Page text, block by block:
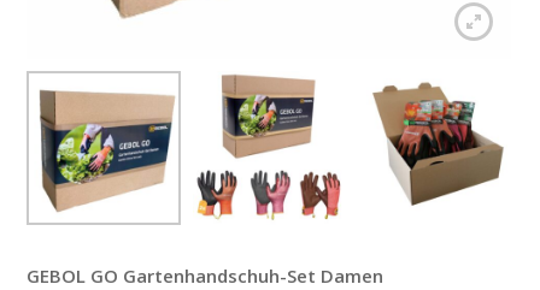
GEBOL GO Gartenhandschuh-Set Damen